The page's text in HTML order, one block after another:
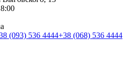
(093) 536 4444+38 (068) 536 4444